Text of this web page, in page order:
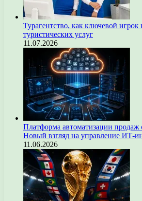
Турагентство, как ключевой игрок
туристических услуг
11.07.2026
Платформа автоматизации продаж
Новый взгляд на управление ИТ-
11.06.2026